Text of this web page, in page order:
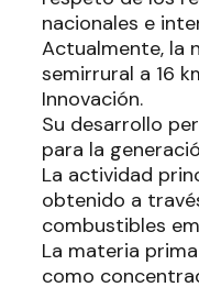
nacionales e
Actualmente, la
semirrural a 16
Innovación.
Su desarrollo
para la
La actividad
obtenido a
combustibles
La materia
como